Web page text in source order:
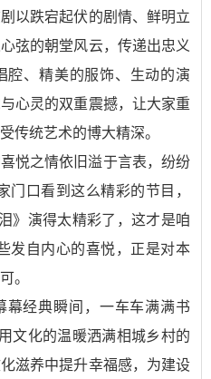
以跌宕起伏的剧情、鲜明立
弦的朝堂风云，传递出忠义
腔、精美的服饰、生动的演
心灵的双重震撼，让大家重
传统艺术的博大精深。
悦之情依旧溢于言表，纷纷
门口看到这么精彩的节目，
》演得太精彩了，这才是咱
发自内心的喜悦，正是对本
。
幕经典瞬间，一车车满满书
文化的温暖洒满相城乡村的
滋养中提升幸福感，为建设